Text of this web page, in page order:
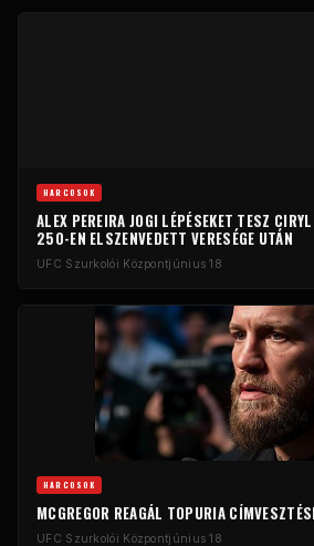
HARCOSOK
ALEX PEREIRA JOGI LÉPÉSEKET TESZ
250-EN ELSZENVEDETT VERESÉGE UTÁN
UFC Szurkolói Központjúnius 18
HARCOSOK
MCGREGOR REAGÁL TOPURIA
UFC Szurkolói Központjúnius 18